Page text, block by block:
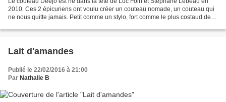
2010. Ces 2 épicuriens ont voulu créer un couteau nomade, un couteau qui
ne nous quitte jamais. Petit comme un stylo, fort comme le plus costaud des
Lait d'amandes
Publié le 22/02/2016 à 21:00
Par Nathalie B